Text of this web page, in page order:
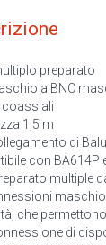
preparato
a BNC
coassiali
1,5 m
di
con BA614P
multiple
che permettono
di